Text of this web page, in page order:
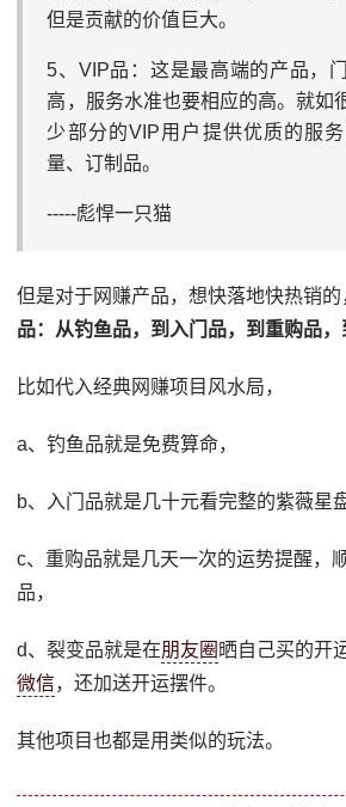
但是贡献的价值巨大。
5、VIP品：这是最高端的产品，
高，服务水准也要相应的高。就如
少部分的VIP用户提供优质的服
量、订制品。
-----彪悍一只猫
但是对于网赚产品，想快落地快热销的
品：从钓鱼品，到入门品，到重购品，
比如代入经典网赚项目风水局，
a、钓鱼品就是免费算命，
b、入门品就是几十元看完整的紫薇星
c、重购品就是几天一次的运势提醒，
品，
d、裂变品就是在朋友圈 晒自己买的开
微信，还加送开运摆件。
其他项目也都是用类似的玩法。